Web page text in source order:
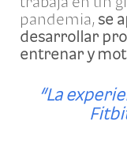
pandemia, se
desarrollar
entrenar y
“La